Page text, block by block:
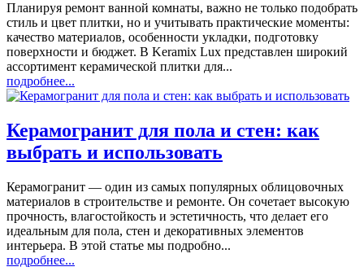
Планируя ремонт ванной комнаты, важно не только подобрать
стиль и цвет плитки, но и учитывать практические моменты:
качество материалов, особенности укладки, подготовку
поверхности и бюджет. В Keramix Lux представлен широкий
ассортимент керамической плитки для...
подробнее...
Керамогранит для пола и стен: как
выбрать и использовать
Керамогранит — один из самых популярных облицовочных
материалов в строительстве и ремонте. Он сочетает высокую
прочность, влагостойкость и эстетичность, что делает его
идеальным для пола, стен и декоративных элементов
интерьера. В этой статье мы подробно...
подробнее...